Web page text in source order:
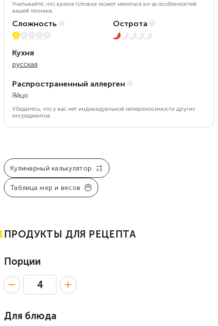
Учитывайте, что время готовки может меняться из-за особенностей
вашей техники.
Сложность
1 из 5
Острота
1 из 5
Кухня
русская
Распространенный аллерген
Яйцо
Убедитесь, что у вас нет индивидуальной непереносимости других
ингредиентов.
Кулинарный калькулятор
Таблица мер и весов
ПРОДУКТЫ ДЛЯ РЕЦЕПТА
Порции
Для блюда